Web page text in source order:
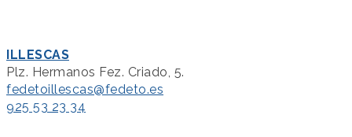
ILLESCAS
Plz. Hermanos Fez. Criado, 5.
fedetoillescas@fedeto.es
925 53 23 34